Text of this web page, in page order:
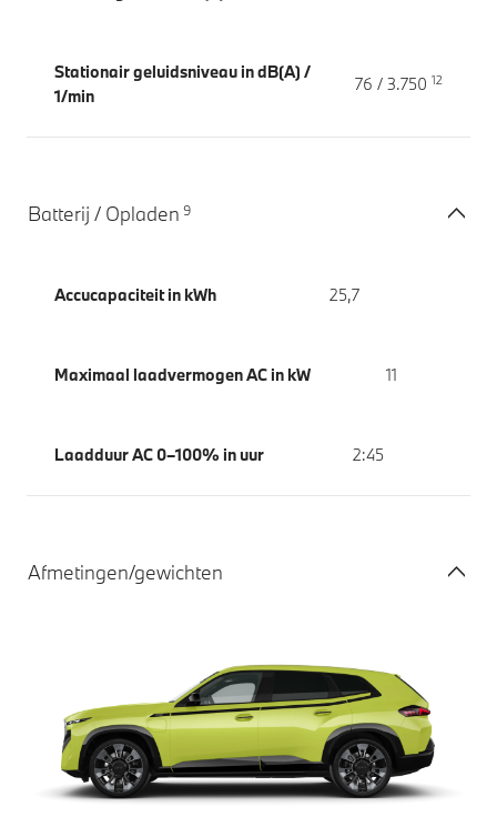
Stationair geluidsniveau in dB(A) /
1/min
76 / 3.750 12
Batterij / Opladen 9
Accucapaciteit in kWh 25,7
Maximaal laadvermogen AC in kW 11
Laadduur AC 0–100% in uur 2:45
Afmetingen/gewichten